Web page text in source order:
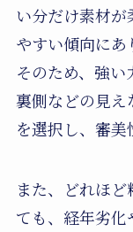
い分だけ素材
やすい傾向にあ
そのため、強い
裏側などの見
を選択し、審美
また、どれほ
ても、経年劣